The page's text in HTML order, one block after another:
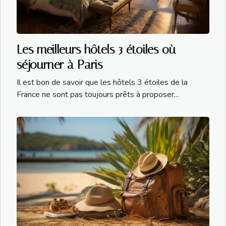
Les meilleurs hôtels 3 étoiles où
séjourner à Paris
Il est bon de savoir que les hôtels 3 étoiles de la
France ne sont pas toujours prêts à proposer...